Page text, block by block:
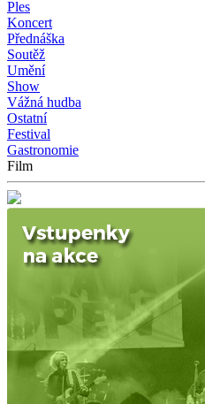
Ples
Koncert
Přednáška
Soutěž
Umění
Show
Vážná hudba
Ostatní
Festival
Gastronomie
Film